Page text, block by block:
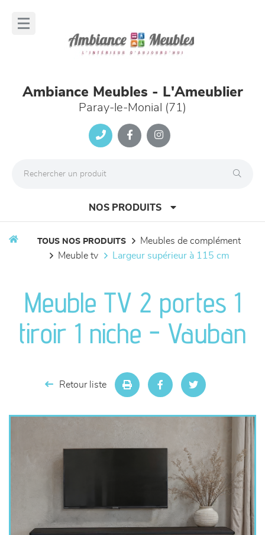
Ambiance Meubles - L'Ameublier
Paray-le-Monial (71)
NOS PRODUITS
séjours
meubles de complément
TOUS NOS PRODUITS
meubles de complément
meuble tv
largeur supérieur à 115 cm
Meuble TV 2 portes 1
tiroir 1 niche - Vauban
Retour liste